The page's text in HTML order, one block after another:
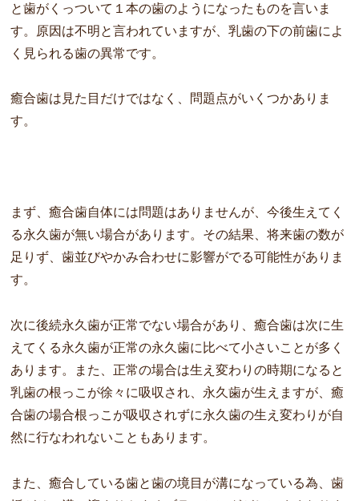
と歯がくっついて１本の歯のようになったものを言いま
す。原因は不明と言われていますが、乳歯の下の前歯によ
く見られる歯の異常です。
癒合歯は見た目だけではなく、問題点がいくつかありま
す。
まず、癒合歯自体には問題はありませんが、今後生えてく
る永久歯が無い場合があります。その結果、将来歯の数が
足りず、歯並びやかみ合わせに影響がでる可能性がありま
す。
次に後続永久歯が正常でない場合があり、癒合歯は次に生
えてくる永久歯が正常の永久歯に比べて小さいことが多く
あります。また、正常の場合は生え変わりの時期になると
乳歯の根っこが徐々に吸収され、永久歯が生えますが、癒
合歯の場合根っこが吸収されずに永久歯の生え変わりが自
然に行なわれないこともあります。
また、癒合している歯と歯の境目が溝になっている為、歯